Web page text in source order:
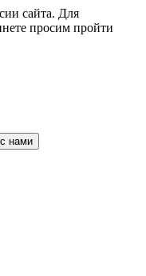
сайта. Для
просим пройти
нами